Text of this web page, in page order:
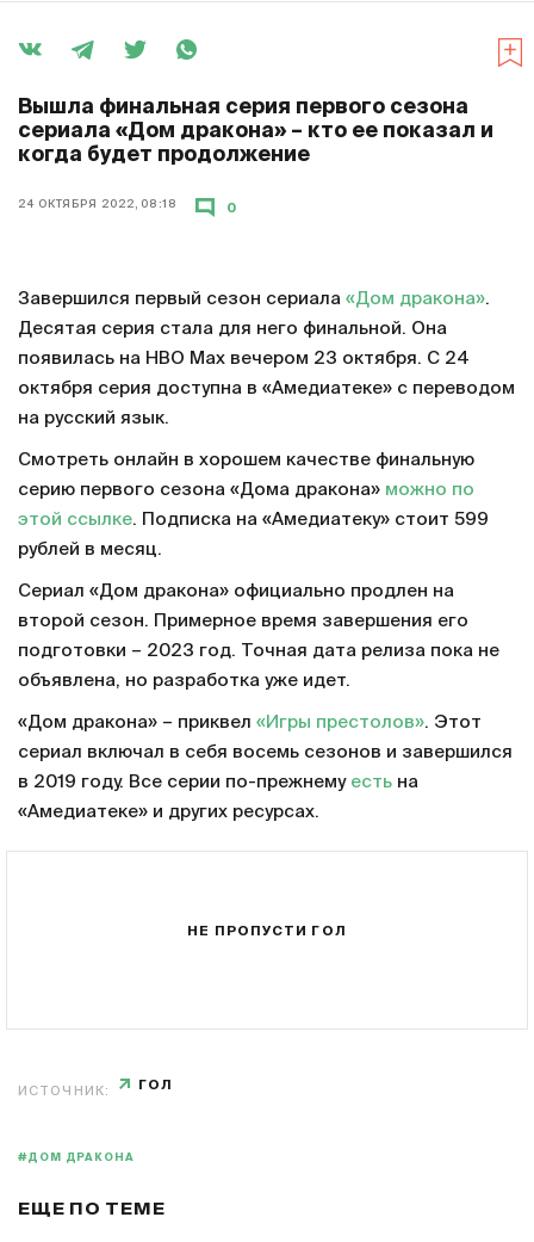
Вышла финальная серия первого сезона
сериала «Дом дракона» – кто ее показал и
когда будет продолжение
24 ОКТЯБРЯ 2022, 08:18 0
Завершился первый сезон сериала «Дом дракона».
Десятая серия стала для него финальной. Она
появилась на HBO Max вечером 23 октября. С 24
октября серия доступна в «Амедиатеке» с переводом
на русский язык.
Смотреть онлайн в хорошем качестве финальную
серию первого сезона «Дома дракона» можно по
этой ссылке. Подписка на «Амедиатеку» стоит 599
рублей в месяц.
Сериал «Дом дракона» официально продлен на
второй сезон. Примерное время завершения его
подготовки – 2023 год. Точная дата релиза пока не
объявлена, но разработка уже идет.
«Дом дракона» – приквел «Игры престолов». Этот
сериал включал в себя восемь сезонов и завершился
в 2019 году. Все серии по-прежнему есть на
«Амедиатеке» и других ресурсах.
НЕ ПРОПУСТИ ГОЛ
ИСТОЧНИК: ГОЛ
#ДОМ ДРАКОНА
ЕЩЕ ПО ТЕМЕ